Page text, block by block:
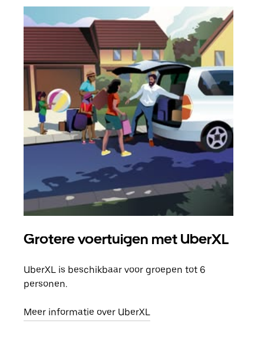
Grotere voertuigen met UberXL
UberXL is beschikbaar voor groepen tot 6
personen.
Meer informatie over UberXL